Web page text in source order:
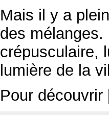
Mais il y a
des mélanges.
crépusculaire,
lumière de la
Pour découvrir